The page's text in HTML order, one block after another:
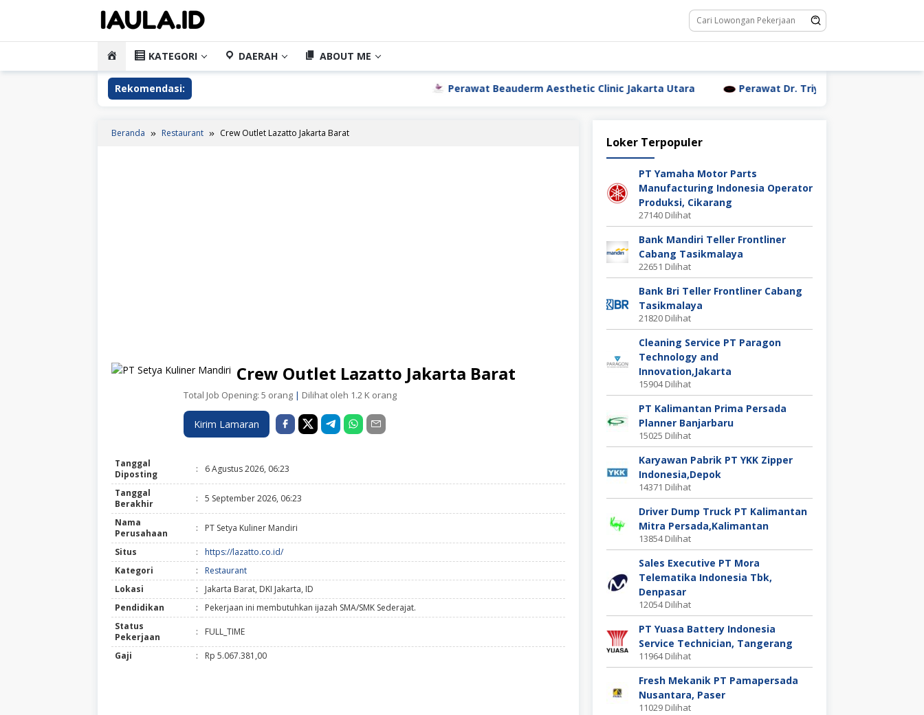
HOME KATEGORI DAERAH ABOUT ME
Rekomendasi: Perawat Beauderm Aesthetic Clinic Jakarta Utara Perawat Dr. Triyanti Sundari Jakarta Utara
Beranda Restaurant Crew Outlet Lazatto Jakarta Barat
Crew Outlet Lazatto Jakarta Barat
Total Job Opening: 5 orang | Dilihat oleh 1.2 K orang
Kirim Lamaran
Tanggal
Diposting
: 6 Agustus 2026, 06:23
Tanggal
Berakhir
: 5 September 2026, 06:23
Nama
Perusahaan
: PT Setya Kuliner Mandiri
Situs :
https://lazatto.co.id/
Kategori
:
Restaurant
Lokasi
:
Jakarta Barat, DKI Jakarta, ID
Pendidikan
:
Pekerjaan ini membutuhkan ijazah SMA/SMK Sederajat.
Status
Pekerjaan
: FULL_TIME
Gaji : Rp 5.067.381,00
Loker Terpopuler
PT Yamaha Motor Parts
Manufacturing Indonesia Operator
Produksi, Cikarang
27140 Dilihat
Bank Mandiri Teller Frontliner
Cabang Tasikmalaya
22651 Dilihat
Bank Bri Teller Frontliner Cabang
Tasikmalaya
21820 Dilihat
Cleaning Service PT Paragon
Technology and
Innovation,Jakarta
15904 Dilihat
PT Kalimantan Prima Persada
Planner Banjarbaru
15025 Dilihat
Karyawan Pabrik PT YKK Zipper
Indonesia,Depok
14371 Dilihat
Driver Dump Truck PT Kalimantan
Mitra Persada,Kalimantan
13854 Dilihat
Sales Executive PT Mora
Telematika Indonesia Tbk,
Denpasar
12054 Dilihat
PT Yuasa Battery Indonesia
Service Technician, Tangerang
11964 Dilihat
Fresh Mekanik PT Pamapersada
Nusantara, Paser
11029 Dilihat